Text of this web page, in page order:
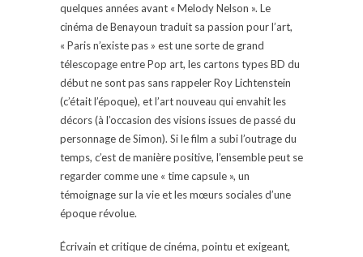
quelques années avant « Melody Nelson ». Le
cinéma de Benayoun traduit sa passion pour l’art,
« Paris n’existe pas » est une sorte de grand
télescopage entre Pop art, les cartons types BD du
début ne sont pas sans rappeler Roy Lichtenstein
(c’était l’époque), et l’art nouveau qui envahit les
décors (à l’occasion des visions issues de passé du
personnage de Simon). Si le film a subi l’outrage du
temps, c’est de manière positive, l’ensemble peut se
regarder comme une « time capsule », un
témoignage sur la vie et les mœurs sociales d’une
époque révolue.
Écrivain et critique de cinéma, pointu et exigeant,